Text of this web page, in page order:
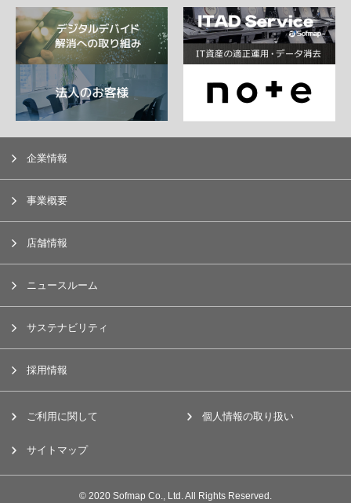
企業情報
事業概要
店舗情報
ニュースルーム
サステナビリティ
採用情報
ご利用に関して 個人情報の取り扱い
サイトマップ
© 2020 Sofmap Co., Ltd. All Rights Reserved.